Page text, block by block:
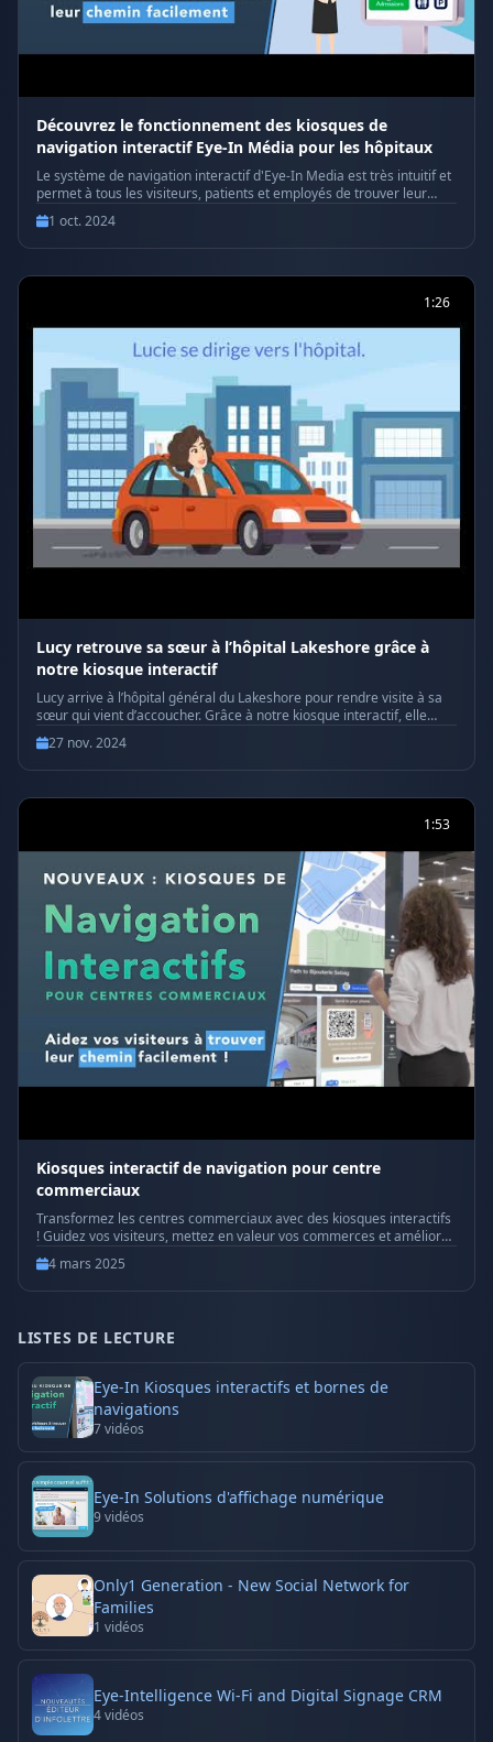
Découvrez le fonctionnement des kiosques de
navigation interactif Eye-In Média pour les hôpitaux
Le système de navigation interactif d'Eye-In Media est très intuitif et
permet à tous les visiteurs, patients et employés de trouver leur
chemin en tout simplicité à l'intérieur d'établissements hôspitaliers.
Que ce soit avec une borne interactive, ou en numérisant un code
QR, il est possible de voir la route étape par étape, tout en
flèche de navigation en réalité augmentée ! Pour plus
#BornesInteractives #CodesQR #RéalitéAugmentée
#ItinéraireÉtapeParÉtape #DirectionsVocales #ExpérienceVisiteur
#ExpériencePatient #EfficacitéEmployés #NavigationSimplifiée
#TechnologieIntuitive #EyeInMedia #NavigationDigitale
#SolutionWayfinding
1 oct. 2024
1:26
Lucy retrouve sa sœur à l’hôpital Lakeshore grâce à
notre kiosque interactif
Lucy arrive à l’hôpital général du Lakeshore pour rendre visite à sa
sœur qui vient d’accoucher. Grâce à notre kiosque interactif, elle
localise rapidement la chambre et évite tout stress. Une technologie
simple et efficace qui améliore l’expérience des visiteurs dans les
moments importants. Découvrez la navigation intelligente en action!
#navigation #orientation #innovation #technology
27 nov. 2024
1:53
Kiosques interactif de navigation pour centre
commerciaux
Transformez les centres commerciaux avec des kiosques interactifs
! Guidez vos visiteurs, mettez en valeur vos commerces et améliorez
l'expérience client avec une technologie moderne et intuitive.
Découvrez l'avenir de la navigation en centre commercial !
#kiosquesinteractifs #navigationcentremercial
#innovationcentremercial #technologieintuitive
#expérienceutilisateur #EyeInMédia #shoppingintelligent
#orientationfacile #solutionsinteractives
4 mars 2025
LISTES DE LECTURE
Eye-In Kiosques interactifs et bornes de
navigations
7vidéos
Eye-In Solutions d'affichage numérique
9vidéos
Only1 Generation - New Social Network for
Families
1 vidéos
Eye-Intelligence Wi-Fi and Digital Signage CRM
4vidéos